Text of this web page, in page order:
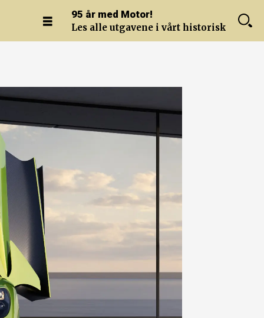
95 år med Motor!
Les alle utgavene i vårt historiske arkiv.